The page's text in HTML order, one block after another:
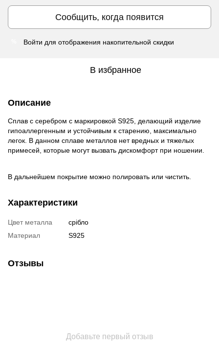
Сообщить, когда появится
Войти для отображения накопительной скидки
В избранное
Описание
Сплав с серебром с маркировкой S925, делающий изделие
гипоаллергенным и устойчивым к старению, максимально
легок. В данном сплаве металлов нет вредных и тяжелых
примесей, которые могут вызвать дискомфорт при ношении.
В дальнейшем покрытие можно полировать или чистить.
Характеристики
Цвет металла
срібло
Материал
S925
Отзывы
Добавьте первый отзыв